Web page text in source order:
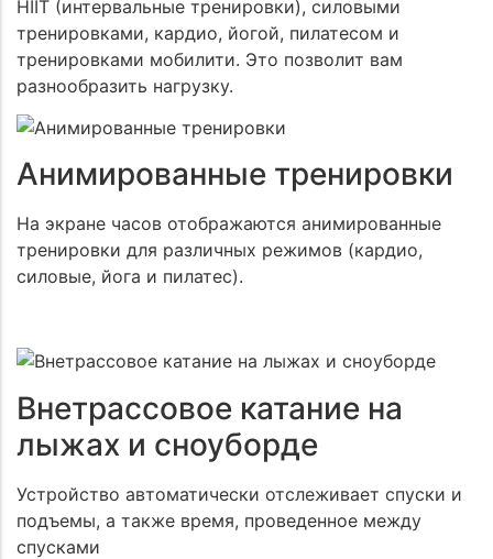
HIIT (интервальные тренировки), силовыми
тренировками, кардио, йогой, пилатесом и
тренировками мобилити. Это позволит вам
разнообразить нагрузку.
Анимированные тренировки
На экране часов отображаются анимированные
тренировки для различных режимов (кардио,
силовые, йога и пилатес).
Внетрассовое катание на
лыжах и сноуборде
Устройство автоматически отслеживает спуски и
подъемы, а также время, проведенное между
спусками